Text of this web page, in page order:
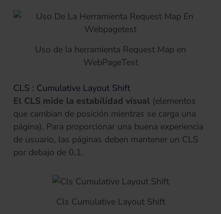
Uso de la herramienta Request Map en
WebPageTest
CLS : Cumulative Layout Shift
El CLS mide la estabilidad visual (elementos
que cambian de posición mientras se carga una
página). Para proporcionar una buena experiencia
de usuario, las páginas deben mantener un CLS
por debajo de 0,1.
Cls Cumulative Layout Shift